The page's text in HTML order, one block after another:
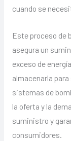
cuando se
Este proceso de
asegura un
exceso de
almacenarla
sistemas de
la oferta y la
suministro y
consumidores.